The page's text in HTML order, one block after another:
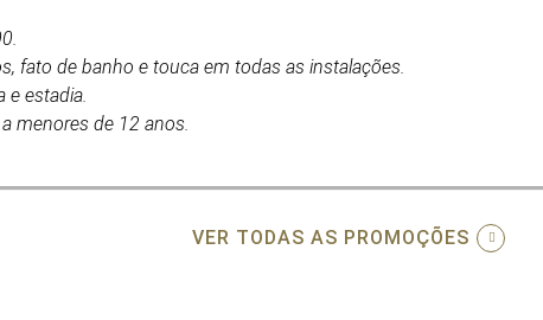
fato de banho e touca em todas as instalações.
e estadia.
menores de 12 anos.
VER TODAS AS PROMOÇÕES